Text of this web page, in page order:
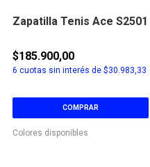
Zapatilla Tenis Ace S2501
$185.900,00
6 cuotas sin interés de $30.983,33
COMPRAR
Colores disponibles